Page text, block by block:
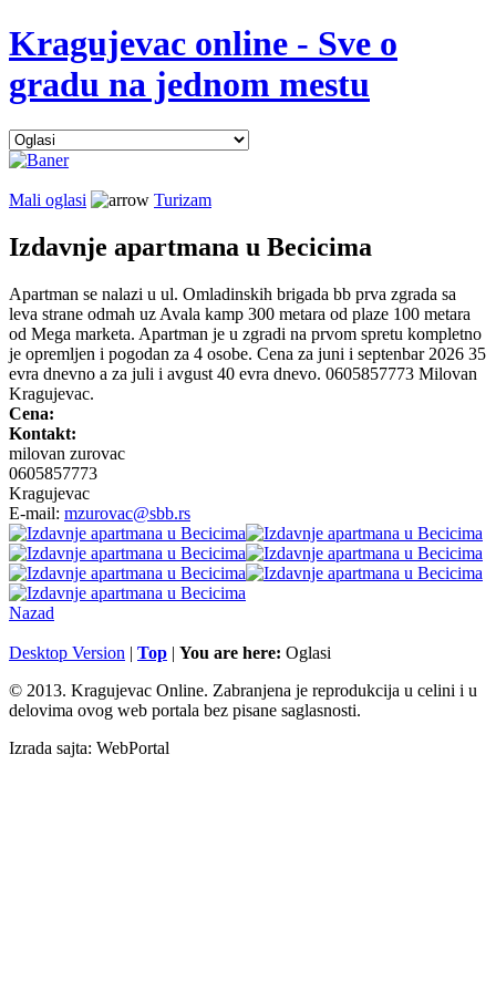
Kragujevac online - Sve o
gradu na jednom mestu
Mali oglasi Turizam
Izdavnje apartmana u Becicima
Apartman se nalazi u ul. Omladinskih brigada bb prva zgrada sa
leva strane odmah uz Avala kamp 300 metara od plaze 100 metara
od Mega marketa. Apartman je u zgradi na prvom spretu kompletno
je opremljen i pogodan za 4 osobe. Cena za juni i septenbar 2026 35
evra dnevno a za juli i avgust 40 evra dnevo. 0605857773 Milovan
Kragujevac.
Cena:
Kontakt:
milovan zurovac
0605857773
Kragujevac
E-mail: mzurovac@sbb.rs
Nazad
Desktop Version | Top | You are here: Oglasi
© 2013. Kragujevac Online. Zabranjena je reprodukcija u celini i u
delovima ovog web portala bez pisane saglasnosti.
Izrada sajta: WebPortal